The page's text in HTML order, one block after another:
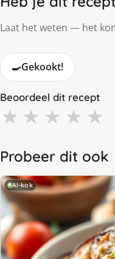
Laat het weten — het
🍳Gekookt!
Beoordeel dit recept
★ ★ ★ ★ ★
Probeer dit ook
AI-kok